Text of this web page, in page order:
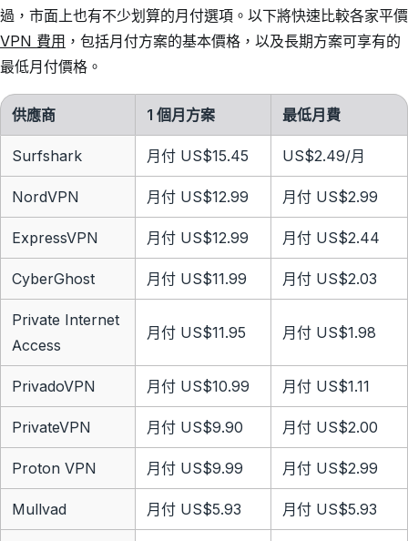
過，市面上也有不少划算的月付選項。以下將快速比較各家平價
VPN 費用 ，包括月付方案的基本價格，以及長期方案可享有的
最低月付價格。
供應商 1 個月方案 最低月費
Surfshark 月付 US$15.45 US$2.49/月
NordVPN 月付 US$12.99 月付 US$2.99
ExpressVPN 月付 US$12.99 月付 US$2.44
CyberGhost 月付 US$11.99 月付 US$2.03
Private Internet
Access
月付 US$11.95 月付 US$1.98
PrivadoVPN 月付 US$10.99 月付 US$1.11
PrivateVPN 月付 US$9.90 月付 US$2.00
Proton VPN 月付 US$9.99 月付 US$2.99
Mullvad 月付 US$5.93 月付 US$5.93